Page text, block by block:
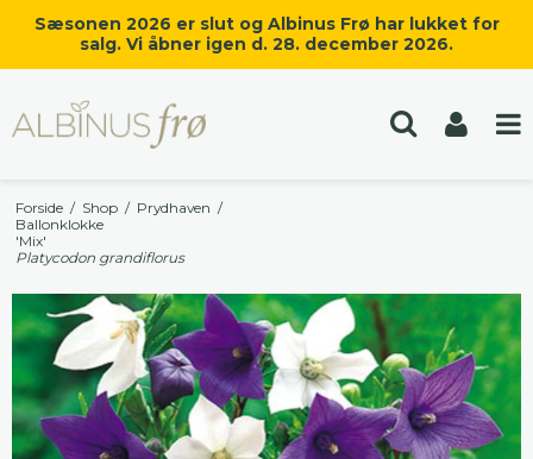
Sæsonen 2026 er slut og Albinus Frø har lukket for
salg. Vi åbner igen d. 28. december 2026.
Forside / Shop / Prydhaven /
Ballonklokke
'Mix'
Platycodon grandiflorus